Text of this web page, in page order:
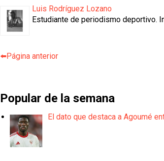
Luis Rodríguez Lozano
Estudiante de periodismo deportivo.
⬅️Página anterior
Popular de la semana
El dato que destaca a Agoumé